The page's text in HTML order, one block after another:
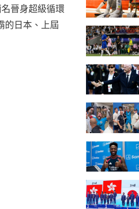
晉身超級循環
的日本、上屆